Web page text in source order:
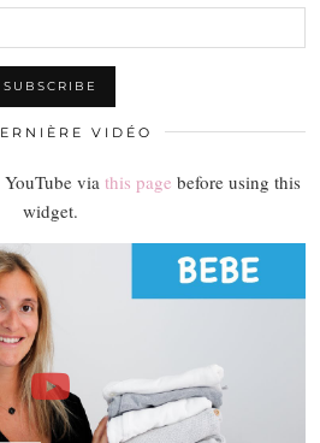
VIDÉO
via this page before using this
widget.